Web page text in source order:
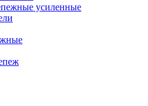
усиленные